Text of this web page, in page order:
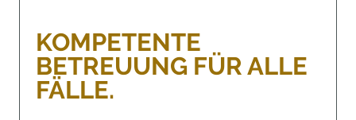
KOMPETENTE
BETREUUNG FÜR ALLE
FÄLLE.